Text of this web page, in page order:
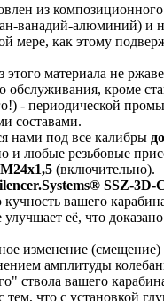
из композиционного
ванадий-алюминий) и
мере, как этому
этого материала не
обслуживания, кроме
- периодической
составами.
нами под все калибры
и любые резьбовые
М24х1,5 (включительно).
SSZ-3D-
вашего
улучшает её, что
изменение
амплитуды
ствола вашего
тем, что с установкой